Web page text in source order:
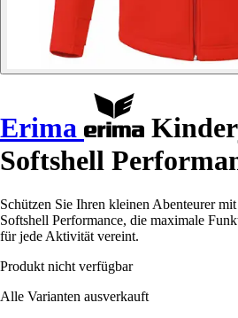
Erima
Softshell
Schützen Sie Ihren kleinen Abenteurer
Softshell Performance, die maximale
für jede Aktivität vereint.
Produkt nicht verfügbar
Alle Varianten ausverkauft